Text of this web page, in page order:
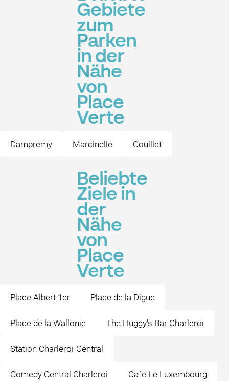
Gebiete
zum
Parken
in der
Nähe
von
Place
Verte
Dampremy Marcinelle Couillet
Beliebte
Ziele in
der
Nähe
von
Place
Verte
Place Albert 1er Place de la Digue
Place de la Wallonie The Huggy's Bar Charleroi
Station Charleroi-Central
Comedy Central Charleroi Cafe Le Luxembourg